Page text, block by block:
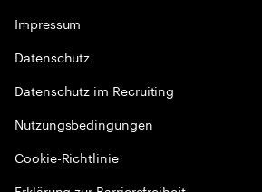
Impressum
Datenschutz
Datenschutz im Recruiting
Nutzungsbedingungen
Cookie-Richtlinie